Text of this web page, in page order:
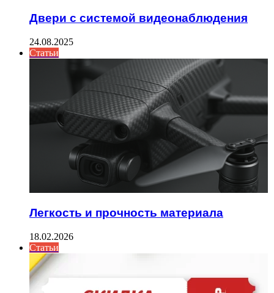
Двери с системой видеонаблюдения
24.08.2025
Статьи
Легкость и прочность материала
18.02.2026
Статьи